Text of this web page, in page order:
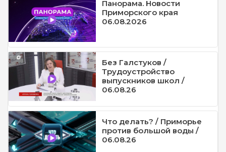
Панорама. Новости
Приморского края
06.08.2026
Без Галстуков /
Трудоустройство
выпускников школ /
06.08.26
Что делать? / Приморье
против большой воды /
06.08.26